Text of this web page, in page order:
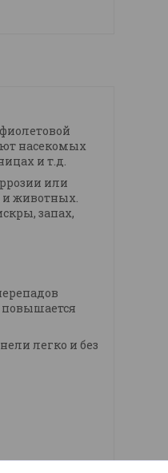
насекомых
и т.д.
или
и животных.
запах,
легко и без